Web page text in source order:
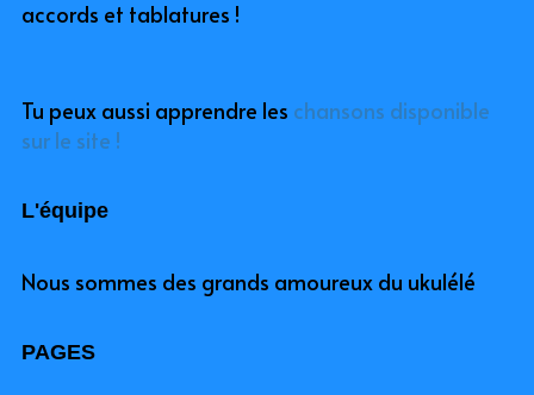
accords et tablatures !
Tu peux aussi apprendre les chansons disponible
sur le site !
L'équipe
Nous sommes des grands amoureux du ukulélé
PAGES